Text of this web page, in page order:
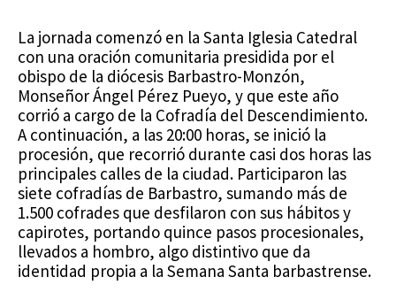
La jornada comenzó en la Santa Iglesia Catedral
con una oración comunitaria presidida por el
obispo de la diócesis Barbastro-Monzón,
Monseñor Ángel Pérez Pueyo, y que este año
corrió a cargo de la Cofradía del Descendimiento.
A continuación, a las 20:00 horas, se inició la
procesión, que recorrió durante casi dos horas las
principales calles de la ciudad. Participaron las
siete cofradías de Barbastro, sumando más de
1.500 cofrades que desfilaron con sus hábitos y
capirotes, portando quince pasos procesionales,
llevados a hombro, algo distintivo que da
identidad propia a la Semana Santa barbastrense.